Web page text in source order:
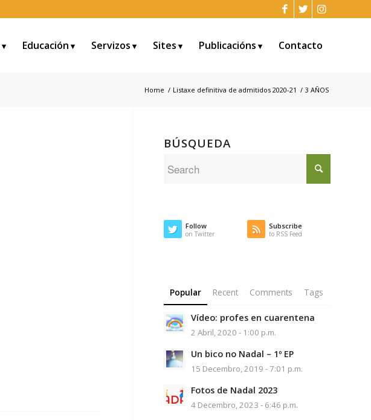
Educación Servizos Sites Publicacións Contacto
Home / Listaxe definitiva de admitidos 2020-21 / 3 AÑOS
BÚSQUEDA
Follow
on Twitter
Subscribe
to RSS Feed
Popular Recent Comments Tags
Vídeo: profes en cuarentena
2 Abril, 2020 - 1:00 p.m.
Un bico no Nadal – 1º EP
15 Decembro, 2019 - 7:01 p.m.
Fotos de Nadal 2023
4 Decembro, 2023 - 6:46 p.m.